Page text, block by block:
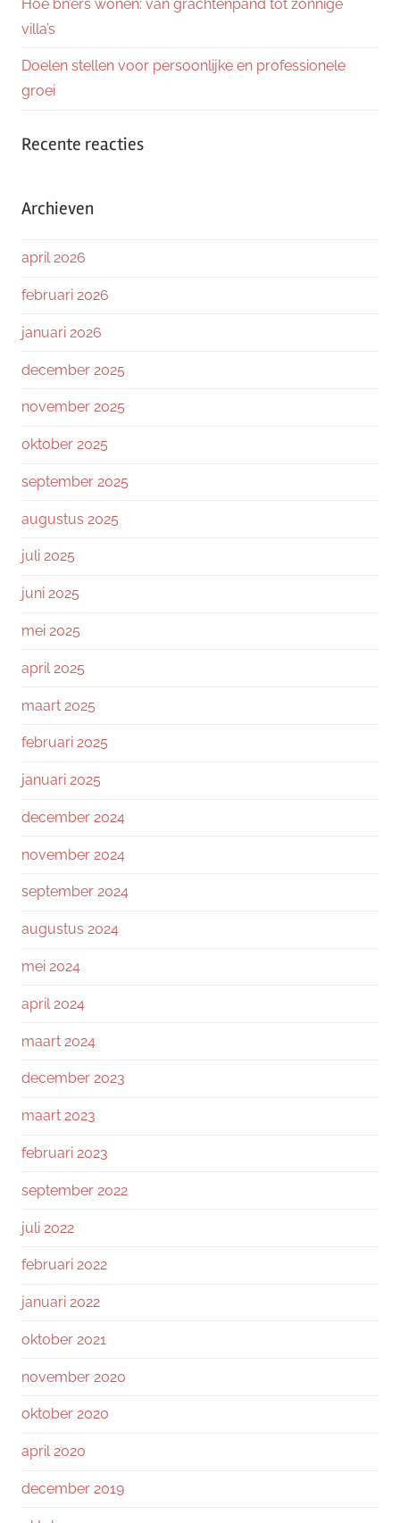
Hoe bn’ers wonen: van grachtenpand tot zonnige
villa’s
Doelen stellen voor persoonlijke en professionele
groei
Recente reacties
Archieven
april 2026
februari 2026
januari 2026
december 2025
november 2025
oktober 2025
september 2025
augustus 2025
juli 2025
juni 2025
mei 2025
april 2025
maart 2025
februari 2025
januari 2025
december 2024
november 2024
september 2024
augustus 2024
mei 2024
april 2024
maart 2024
december 2023
maart 2023
februari 2023
september 2022
juli 2022
februari 2022
januari 2022
oktober 2021
november 2020
oktober 2020
april 2020
december 2019